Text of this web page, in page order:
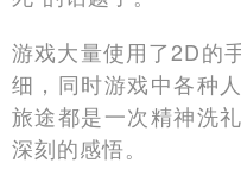
游戏大量使用了2D的
细，同时游戏中各种
旅途都是一次精神洗
深刻的感悟。